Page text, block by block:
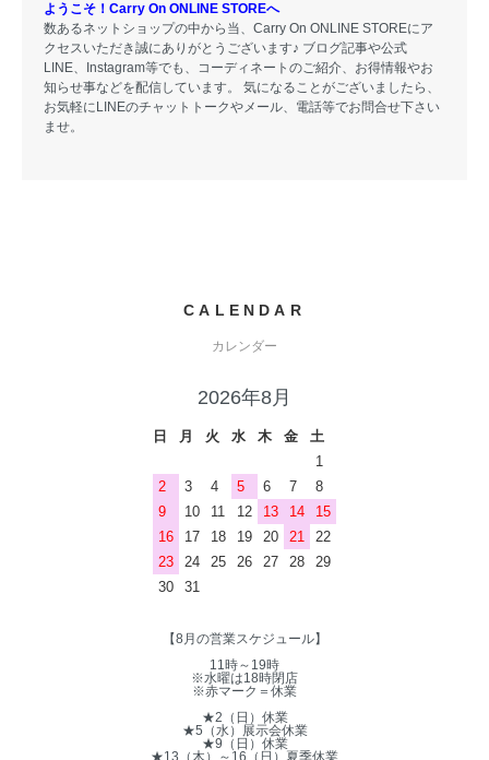
ようこそ！Carry On ONLINE STOREへ
数あるネットショップの中から当、Carry On ONLINE STOREにア
クセスいただき誠にありがとうございます♪ ブログ記事や公式
LINE、Instagram等でも、コーディネートのご紹介、お得情報やお
知らせ事などを配信しています。 気になることがございましたら、
お気軽にLINEのチャットトークやメール、電話等でお問合せ下さい
ませ。
CALENDAR
カレンダー
2026年8月
日 月 火 水 木 金
土
1
2
3 4 5 6 7
8
9
10 11 12 13 14
15
16
17 18 19 20 21
22
23
24 25 26 27 28
29
30
31
【8月の営業スケジュール】
11時～19時
※水曜は18時閉店
※赤マーク＝休業
★2（日）休業
★5（水）展示会休業
★9（日）休業
★13（木）～16（日）夏季休業